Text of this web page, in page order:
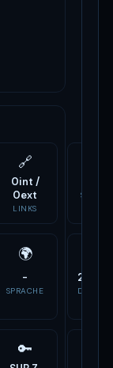
🔗
0int /
0ext
LINKS
SCRIPTS
🌍
-
SPRACHE
24J
🔑